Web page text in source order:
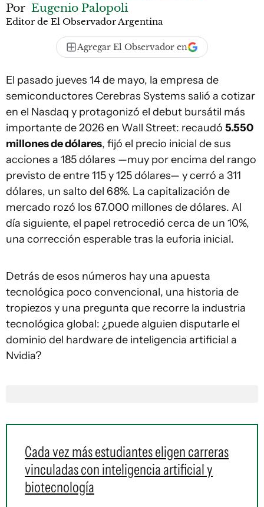
Por Eugenio Palopoli
Editor de El Observador Argentina
Agregar El Observador en
El pasado jueves 14 de mayo, la empresa de
semiconductores Cerebras Systems salió a cotizar
en el Nasdaq y protagonizó el debut bursátil más
importante de 2026 en Wall Street: recaudó 5.550
millones de dólares, fijó el precio inicial de sus
acciones a 185 dólares —muy por encima del rango
previsto de entre 115 y 125 dólares— y cerró a 311
dólares, un salto del 68%. La capitalización de
mercado rozó los 67.000 millones de dólares. Al
día siguiente, el papel retrocedió cerca de un 10%,
una corrección esperable tras la euforia inicial.
Detrás de esos números hay una apuesta
tecnológica poco convencional, una historia de
tropiezos y una pregunta que recorre la industria
tecnológica global: ¿puede alguien disputarle el
dominio del hardware de inteligencia artificial a
Nvidia?
Cada vez más estudiantes eligen carreras
vinculadas con inteligencia artificial y
biotecnología